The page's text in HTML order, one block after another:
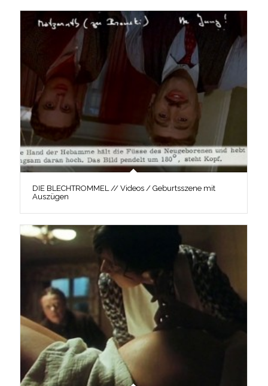
DIE BLECHTROMMEL // Videos / Geburtsszene mit
Auszügen